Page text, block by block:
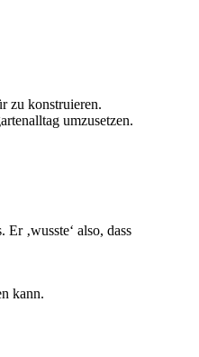
zu konstruieren.
umzusetzen.
‚wusste‘ also, dass
kann.